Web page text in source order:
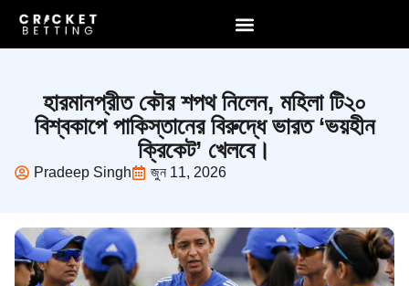
হারমানপ্রীত কৌর শপথ নিলেন, মহিলা টি২০
বিশ্বকাপে পাকিস্তানের বিরুদ্ধে ভারত ‘ভয়হীন
ক্রিকেট’ খেলবে।
Pradeep Singh জুন 11, 2026